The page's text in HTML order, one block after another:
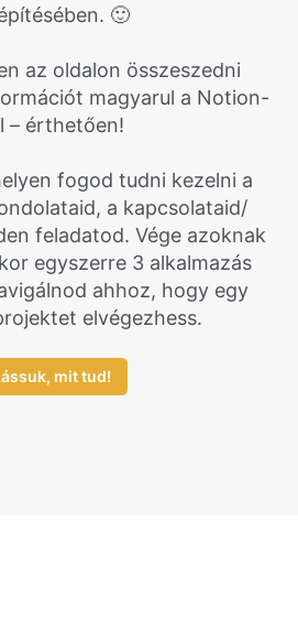
🙂
az oldalon összeszedni
magyarul a Notion-
– érthetően!
fogod tudni kezelni a
a kapcsolataid/
feladatod. Vége azoknak
egyszerre 3 alkalmazás
ahhoz, hogy egy
elvégezhess.
mit tud!